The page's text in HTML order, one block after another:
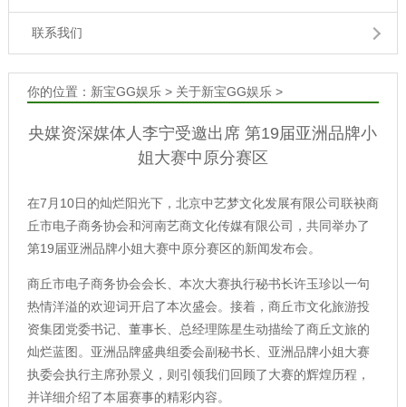
联系我们
你的位置： 新宝GG娱乐> 关于新宝GG娱乐>
央媒资深媒体人李宁受邀出席 第19届亚洲品牌小
姐大赛中原分赛区
在7月10日的灿烂阳光下，北京中艺梦文化发展有限公司联袂商
丘市电子商务协会和河南艺商文化传媒有限公司，共同举办了
第19届亚洲品牌小姐大赛中原分赛区的新闻发布会。
商丘市电子商务协会会长、本次大赛执行秘书长许玉珍以一句
热情洋溢的欢迎词开启了本次盛会。接着，商丘市文化旅游投
资集团党委书记、董事长、总经理陈星生动描绘了商丘文旅的
灿烂蓝图。亚洲品牌盛典组委会副秘书长、亚洲品牌小姐大赛
执委会执行主席孙景义，则引领我们回顾了大赛的辉煌历程，
并详细介绍了本届赛事的精彩内容。